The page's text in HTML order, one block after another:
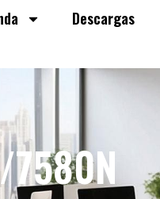
Descargas